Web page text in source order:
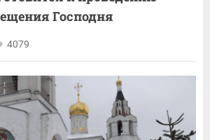
Господня
4079